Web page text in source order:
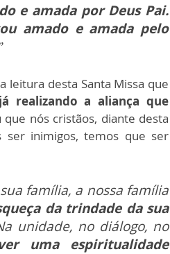
e amada por Deus Pai.
amado e amada pelo
leitura desta Santa Missa que
realizando a aliança que
nós cristãos, diante desta
ser inimigos, temos que ser
família, a nossa família
da trindade da sua
unidade, no diálogo, no
uma espiritualidade